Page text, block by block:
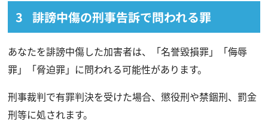
誹謗中傷の刑事告訴で問われる罪
あなたを誹謗中傷した加害者は、「名誉毀損罪」「侮辱
罪」「脅迫罪」に問われる可能性があります。
刑事裁判で有罪判決を受けた場合、懲役刑や禁錮刑、罰金
刑等に処されます。